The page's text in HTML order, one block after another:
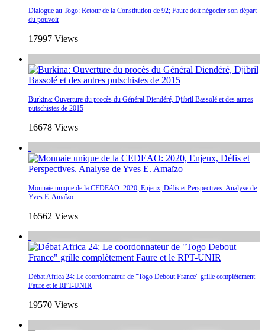
Dialogue au Togo: Retour de la Constitution de 92; Faure doit négocier son départ
du pouvoir
17997 Views
Burkina: Ouverture du procès du Général Diendéré, Djibril Bassolé et des autres
putschistes de 2015
16678 Views
Monnaie unique de la CEDEAO: 2020, Enjeux, Défis et Perspectives. Analyse de
Yves E. Amaïzo
16562 Views
Débat Africa 24: Le coordonnateur de "Togo Debout France" grille complètement
Faure et le RPT-UNIR
19570 Views